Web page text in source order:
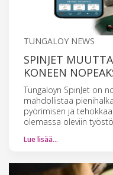
TUNGALOY NEWS
SPINJET
KONEEN
Tungaloyn SpinJet on
mahdollistaa
pyörimisen ja
olemassa oleviin
Lue lisää…